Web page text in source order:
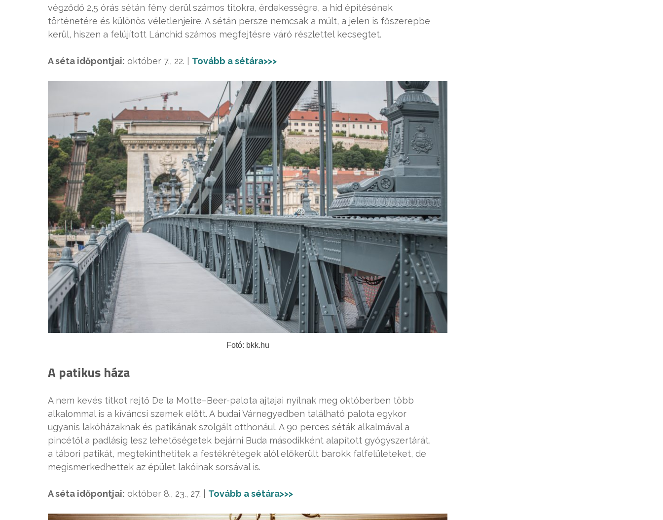
végződő 2,5 órás sétán fény derül számos titokra, érdekességre, a híd építésének
történetére és különös véletlenjeire. A sétán persze nemcsak a múlt, a jelen is főszerepbe
kerül, hiszen a felújított Lánchíd számos megfejtésre váró részlettel kecsegtet.
A séta időpontjai: október 7., 22. | Tovább a sétára>>>
Fotó: bkk.hu
A patikus háza
A nem kevés titkot rejtő De la Motte–Beer-palota ajtajai nyílnak meg októberben több
alkalommal is a kíváncsi szemek előtt. A budai Várnegyedben található palota egykor
ugyanis lakóházaknak és patikának szolgált otthonául. A 90 perces séták alkalmával a
pincétől a padlásig lesz lehetőségetek bejárni Buda másodikként alapított gyógyszertárát,
a tábori patikát, megtekinthetitek a festékrétegek alól előkerült barokk falfelületeket, de
megismerkedhettek az épület lakóinak sorsával is.
A séta időpontjai: október 8., 23., 27. | Tovább a sétára>>>